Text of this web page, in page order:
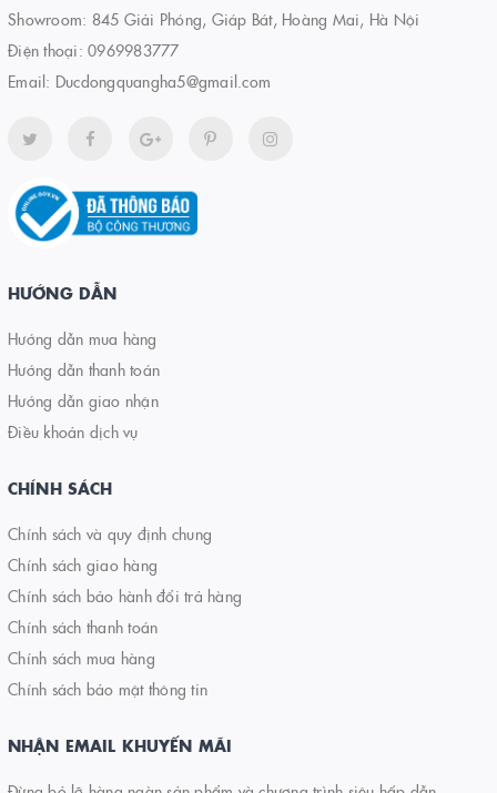
Showroom: 845 Giải Phóng, Giáp Bát, Hoàng Mai, Hà Nội
Điện thoại: 0969983777
Email: Ducdongquangha5@gmail.com
HƯỚNG DẪN
Hướng dẫn mua hàng
Hướng dẫn thanh toán
Hướng dẫn giao nhận
Điều khoản dịch vụ
CHÍNH SÁCH
Chính sách và quy định chung
Chính sách giao hàng
Chính sách bảo hành đổi trả hàng
Chính sách thanh toán
Chính sách mua hàng
Chính sách bảo mật thông tin
NHẬN EMAIL KHUYẾN MÃI